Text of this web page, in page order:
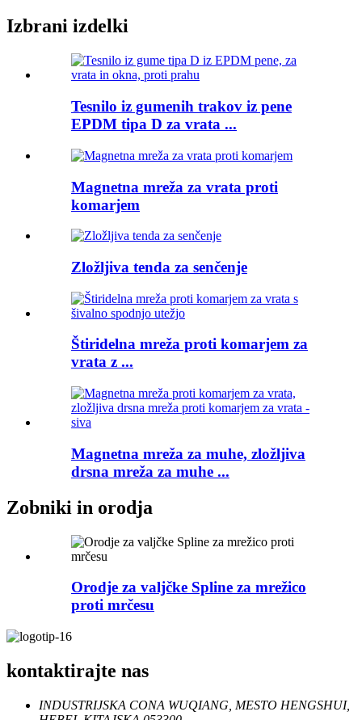
Izbrani izdelki
Tesnilo iz gumenih trakov iz pene
EPDM tipa D za vrata ...
Magnetna mreža za vrata proti
komarjem
Zložljiva tenda za senčenje
Štiridelna mreža proti komarjem za
vrata z ...
Magnetna mreža za muhe, zložljiva
drsna mreža za muhe ...
Zobniki in orodja
Orodje za valjčke Spline za mrežico
proti mrčesu
kontaktirajte nas
INDUSTRIJSKA CONA WUQIANG, MESTO HENGSHUI,